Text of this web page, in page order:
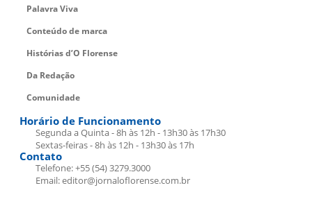
Palavra Viva
Conteúdo de marca
Histórias d’O Florense
Da Redação
Comunidade
Horário de Funcionamento
Segunda a Quinta - 8h às 12h - 13h30 às 17h30
Sextas-feiras - 8h às 12h - 13h30 às 17h
Contato
Telefone: +55 (54) 3279.3000
Email: editor@jornaloflorense.com.br